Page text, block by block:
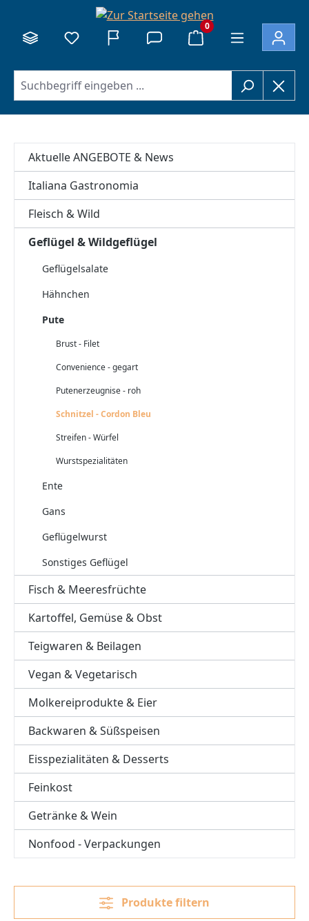
0
Aktuelle ANGEBOTE & News
Italiana Gastronomia
Fleisch & Wild
Geflügel & Wildgeflügel
Geflügelsalate
Hähnchen
Pute
Brust - Filet
Convenience - gegart
Putenerzeugnise - roh
Schnitzel - Cordon Bleu
Streifen - Würfel
Wurstspezialitäten
Ente
Gans
Geflügelwurst
Sonstiges Geflügel
Fisch & Meeresfrüchte
Kartoffel, Gemüse & Obst
Teigwaren & Beilagen
Vegan & Vegetarisch
Molkereiprodukte & Eier
Backwaren & Süßspeisen
Eisspezialitäten & Desserts
Feinkost
Getränke & Wein
Nonfood - Verpackungen
Produkte filtern